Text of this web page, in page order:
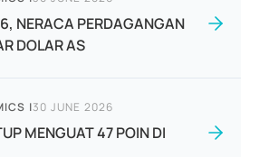
NERACA PERDAGANGAN
DOLAR AS
|30 JUNE 2026
MENGUAT 47 POIN DI